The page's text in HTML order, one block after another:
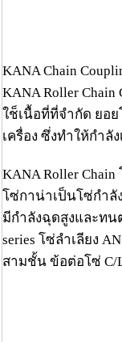
KANA Chain
KANA Roller
ใช็เนื้อที่ที่จำกัด ยอย
เครื่อง ซึ่งทำให้กำลั
KANA Roller
โซ่กาน่าเป็นโซ่กำลั
มีกำลังฉุดสูงและทน
series โซ่ลำเลียง
สามชั้น ข้อต่อโซ่ C/